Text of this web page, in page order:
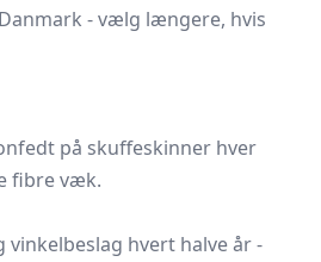
- vælg længere, hvis
på skuffeskinner hver
fibre væk.
hvert halve år -